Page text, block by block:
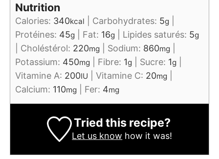
Nutrition
Calories: 340kcal Carbohydrates: 5g
Protéines: 45g Fat: 16g Lipides saturés: 5g
Choléstérol: 220mg Sodium: 860mg
Potassium: 450mg Fibre: 1g Sucre: 1g
Vitamine A: 200IU Vitamine C: 20mg
Calcium: 110mg Fer: 4mg
Tried this recipe?
Let us know how it was!